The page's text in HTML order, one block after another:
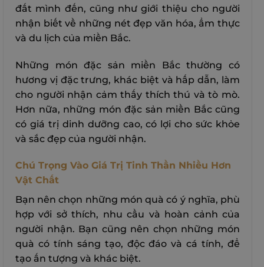
đất mình đến, cũng như giới thiệu cho người
nhận biết về những nét đẹp văn hóa, ẩm thực
và du lịch của miền Bắc.
Những món đặc sản miền Bắc thường có
hương vị đặc trưng, khác biệt và hấp dẫn, làm
cho người nhận cảm thấy thích thú và tò mò.
Hơn nữa, những món đặc sản miền Bắc cũng
có giá trị dinh dưỡng cao, có lợi cho sức khỏe
và sắc đẹp của người nhận.
Chú Trọng Vào Giá Trị Tinh Thần Nhiều Hơn
Vật Chất
Bạn nên chọn những món quà có ý nghĩa, phù
hợp với sở thích, nhu cầu và hoàn cảnh của
người nhận. Bạn cũng nên chọn những món
quà có tính sáng tạo, độc đáo và cá tính, để
tạo ấn tượng và khác biệt.